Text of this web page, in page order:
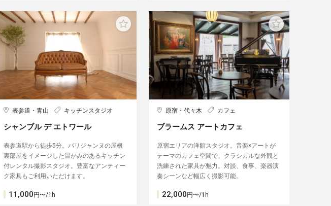
表参道・青山 キッチンスタジオ
シャンブル デ エトワール
表参道駅から徒歩5分。パリジャンヌの屋根
裏部屋をイメージした温かみのあるキッチン
付レンタル撮影スタジオ。豊富なアンティー
ク家具もご利用いただけます。
11,000 円〜/1h
原宿・代々木 カフェ
ブラームス アートカフェ
原宿エリアの洋館スタジオ。音楽×アートが
テーマのカフェ空間で、クラシカルな外観と
洗練された家具が魅力。対談、食事、楽器演
奏シーンなど幅広く撮影可能。
22,000 円〜/1h